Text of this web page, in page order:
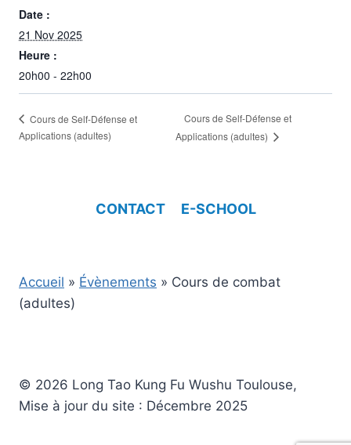
Date :
21 Nov 2025
Heure :
20h00 - 22h00
Cours de Self-Défense et
Applications (adultes)
Cours de Self-Défense et
Applications (adultes)
CONTACT E-SCHOOL
Accueil » Évènements » Cours de combat
(adultes)
© 2026 Long Tao Kung Fu Wushu Toulouse,
Mise à jour du site : Décembre 2025